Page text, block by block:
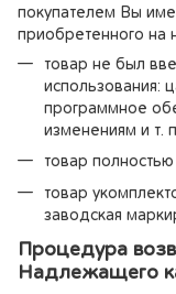
покупателем Вы
приобретенного на
товар не был
использования:
программное
изменениям и т.
товар
товар
заводская
Процедура
Надлежащего